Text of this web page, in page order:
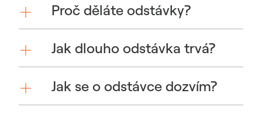
Proč děláte odstávky?
Jak dlouho odstávka trvá?
Jak se o odstávce dozvím?